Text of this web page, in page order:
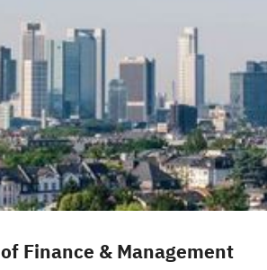
Finance & Management